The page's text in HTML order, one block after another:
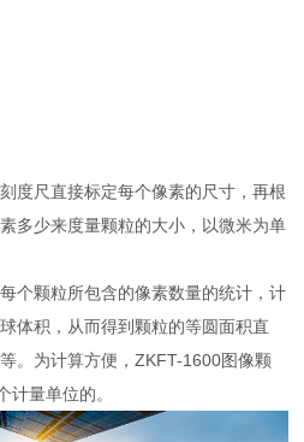
度尺直接标定每个像素的尺寸，再根
多少来度量颗粒的大小，以微米为单
个颗粒所包含的像素数量的统计，计
体积，从而得到颗粒的等圆面积直
。为计算方便，ZKFT-1600图像颗
计量单位的。